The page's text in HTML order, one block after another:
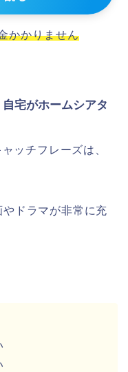
かかりません
自宅がホームシアタ
ッチフレーズは、
ドラマが非常に充